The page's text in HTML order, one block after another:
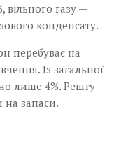
вільного газу —
конденсату.
перебуває на
Із загальної
лише 4%. Решту
на запаси.